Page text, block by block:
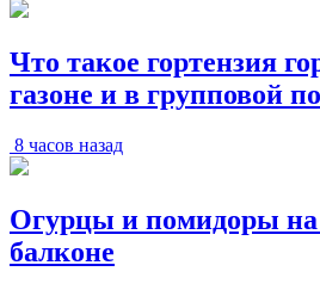
Что такое гортензия
газоне и в групповой
8 часов назад
Огурцы и помидоры на
балконе